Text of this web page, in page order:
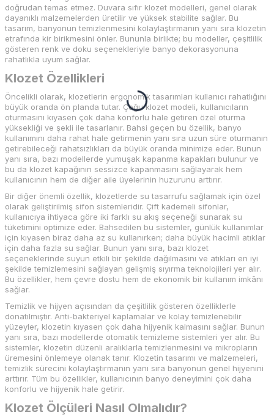
doğrudan temas etmez. Duvara sıfır klozet modelleri, genel olarak
dayanıklı malzemelerden üretilir ve yüksek stabilite sağlar. Bu
tasarım, banyonun temizlenmesini kolaylaştırmanın yanı sıra klozetin
etrafında kir birikmesini önler. Bununla birlikte; bu modeller, çeşitlilik
gösteren renk ve doku seçenekleriyle banyo dekorasyonuna
rahatlıkla uyum sağlar.
Klozet Özellikleri
Öncelikli olarak, klozetlerin ergonomik tasarımları kullanıcı rahatlığını
büyük oranda ön planda tutar. Çoğu klozet modeli, kullanıcıların
oturmasını kıyasen çok daha konforlu hale getiren özel oturma
yüksekliği ve şekli ile tasarlanır. Bahsi geçen bu özellik, banyo
kullanımını daha rahat hale getirmenin yanı sıra uzun süre oturmanın
getirebileceği rahatsızlıkları da büyük oranda minimize eder. Bunun
yanı sıra, bazı modellerde yumuşak kapanma kapakları bulunur ve
bu da klozet kapağının sessizce kapanmasını sağlayarak hem
kullanıcının hem de diğer aile üyelerinin huzurunu arttırır.
Bir diğer önemli özellik, klozetlerde su tasarrufu sağlamak için özel
olarak geliştirilmiş sifon sistemleridir. Çift kademeli sifonlar,
kullanıcıya ihtiyaca göre iki farklı su akış seçeneği sunarak su
tüketimini optimize eder. Bahsedilen bu sistemler, günlük kullanımlar
için kıyasen biraz daha az su kullanırken; daha büyük hacimli atıklar
için daha fazla su sağlar. Bunun yanı sıra, bazı klozet
seçeneklerinde suyun etkili bir şekilde dağılmasını ve atıkları en iyi
şekilde temizlemesini sağlayan gelişmiş sıyırma teknolojileri yer alır.
Bu özellikler, hem çevre dostu hem de ekonomik bir kullanım imkânı
sağlar.
Temizlik ve hijyen açısından da çeşitlilik gösteren özelliklerle
donatılmıştır. Anti-bakteriyel kaplamalar ve kolay temizlenebilir
yüzeyler, klozetin kıyasen çok daha hijyenik kalmasını sağlar. Bunun
yanı sıra, bazı modellerde otomatik temizleme sistemleri yer alır. Bu
sistemler, klozetin düzenli aralıklarla temizlenmesini ve mikropların
üremesini önlemeye olanak tanır. Klozetin tasarımı ve malzemeleri,
temizlik sürecini kolaylaştırmanın yanı sıra banyonun genel hijyenini
arttırır. Tüm bu özellikler, kullanıcının banyo deneyimini çok daha
konforlu ve hijyenik hale getirir.
Klozet Ölçüleri Nasıl Olmalıdır?